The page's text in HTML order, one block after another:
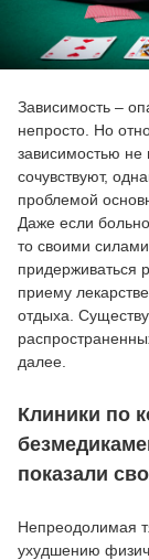
Зависимость –
непросто. Но
зависимостью не
сочувствуют,
проблемой
Даже если
то своими
придерживаться
приему
отдыха.
далее.
Клиники по
показали
Непреодолимая
ухудшению